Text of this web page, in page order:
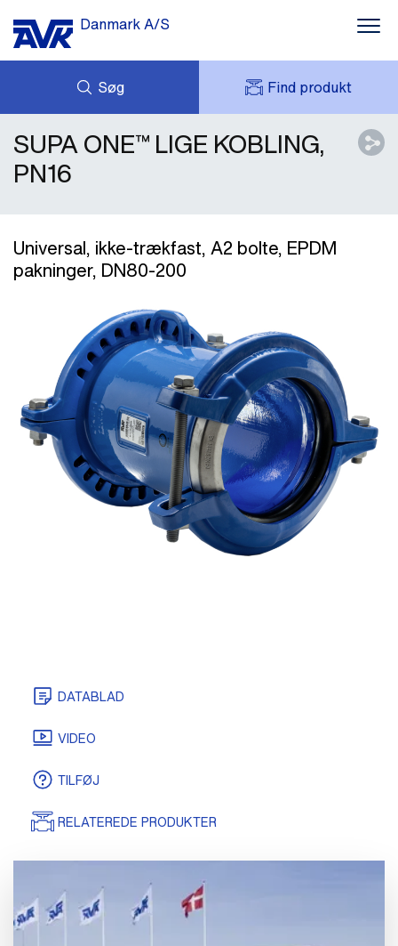
Danmark A/S
Søg Find produkt
NYHEDER
DOWNLOADS
OM OS
KONTAKT OS
FORESPØRG
MIT AVK
SUPA ONE™ LIGE KOBLING,
PN16
Universal, ikke-trækfast, A2 bolte, EPDM
pakninger, DN80-200
DATABLAD
CERTIFIKATER
TEGNINGER/MODELLER
VIDEO
TILFØJ
RELATEREDE PRODUKTER